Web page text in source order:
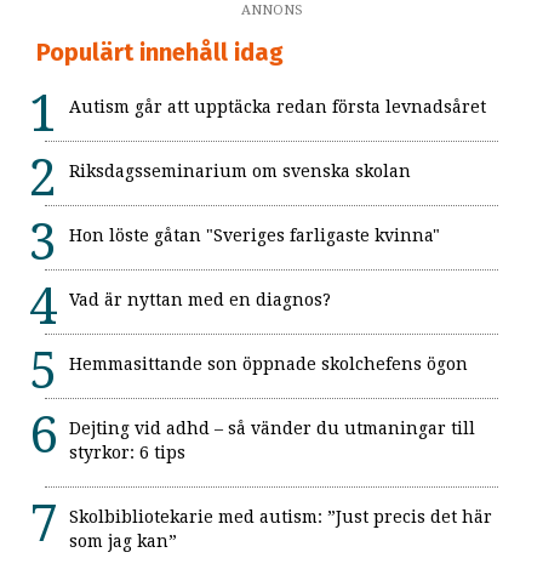
ANNONS
Populärt innehåll idag
Autism går att upptäcka redan första levnadsåret
Riksdagsseminarium om svenska skolan
Hon löste gåtan "Sveriges farligaste kvinna"
Vad är nyttan med en diagnos?
Hemmasittande son öppnade skolchefens ögon
Dejting vid adhd – så vänder du utmaningar till
styrkor: 6 tips
Skolbibliotekarie med autism: ”Just precis det här
som jag kan”